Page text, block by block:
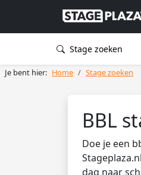
Stage zoeken
Je bent hier: Home Stage zoeken
BBL
Doe je een
dag naar